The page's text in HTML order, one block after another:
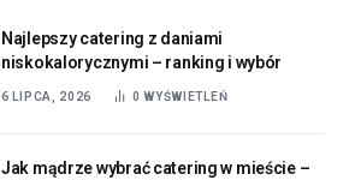
Najlepszy catering z daniami
niskokalorycznymi – ranking i wybór
6 LIPCA, 2026 0WYŚWIETLEŃ
Jak mądrze wybrać catering w mieście –